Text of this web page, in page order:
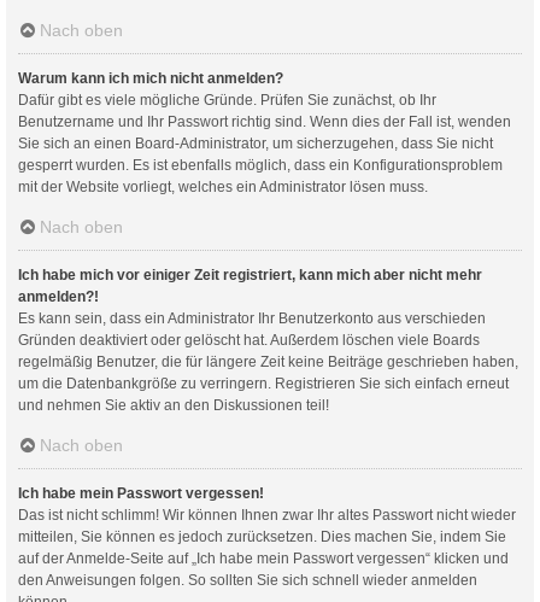
Nach oben
Warum kann ich mich nicht anmelden?
Dafür gibt es viele mögliche Gründe. Prüfen Sie zunächst, ob Ihr
Benutzername und Ihr Passwort richtig sind. Wenn dies der Fall ist, wenden
Sie sich an einen Board-Administrator, um sicherzugehen, dass Sie nicht
gesperrt wurden. Es ist ebenfalls möglich, dass ein Konfigurationsproblem
mit der Website vorliegt, welches ein Administrator lösen muss.
Nach oben
Ich habe mich vor einiger Zeit registriert, kann mich aber nicht mehr
anmelden?!
Es kann sein, dass ein Administrator Ihr Benutzerkonto aus verschieden
Gründen deaktiviert oder gelöscht hat. Außerdem löschen viele Boards
regelmäßig Benutzer, die für längere Zeit keine Beiträge geschrieben haben,
um die Datenbankgröße zu verringern. Registrieren Sie sich einfach erneut
und nehmen Sie aktiv an den Diskussionen teil!
Nach oben
Ich habe mein Passwort vergessen!
Das ist nicht schlimm! Wir können Ihnen zwar Ihr altes Passwort nicht wieder
mitteilen, Sie können es jedoch zurücksetzen. Dies machen Sie, indem Sie
auf der Anmelde-Seite auf „Ich habe mein Passwort vergessen“ klicken und
den Anweisungen folgen. So sollten Sie sich schnell wieder anmelden